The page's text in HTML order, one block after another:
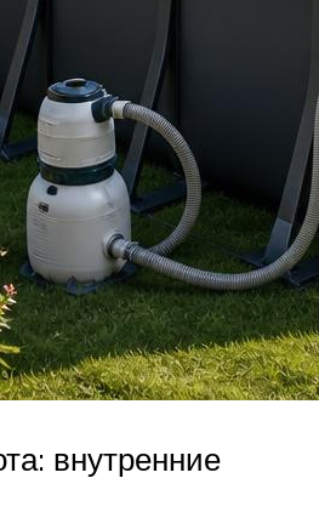
внутренние